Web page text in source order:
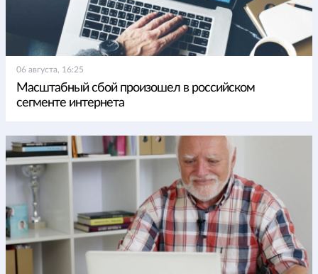
06 августа, 16:25
Масштабный сбой произошел в российском
сегменте интернета